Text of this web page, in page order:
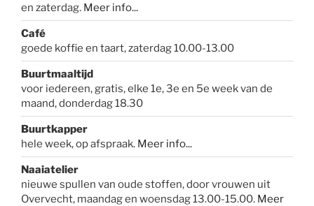
en zaterdag. Meer info...
Café
goede koffie en taart, zaterdag 10.00-13.00
Buurtmaaltijd
voor iedereen, gratis, elke 1e, 3e en 5e week van de
maand, donderdag 18.30
Buurtkapper
hele week, op afspraak. Meer info...
Naaiatelier
nieuwe spullen van oude stoffen, door vrouwen uit
Overvecht, maandag en woensdag 13.00-15.00. Meer